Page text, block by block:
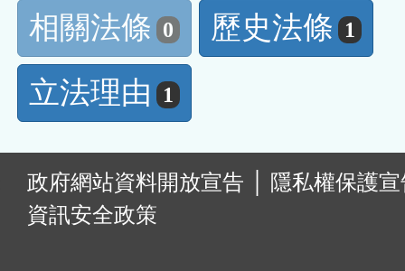
相關法條 0 歷史法條 1
立法理由 1
政府網站資料開放宣告
隱私權保護
資訊安全政策